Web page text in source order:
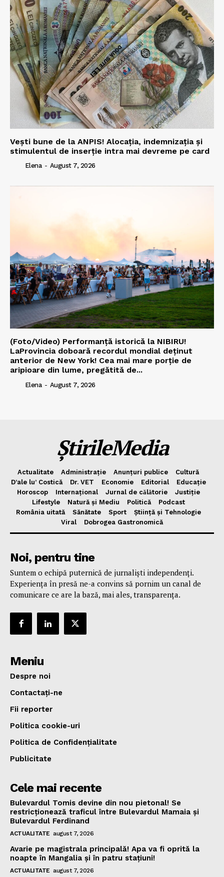
Vești bune de la ANPIS! Alocația, indemnizația și
stimulentul de inserție intra mai devreme pe card
Elena - August 7, 2026
(Foto/Video) Performanță istorică la NIBIRU!
LaProvincia doboară recordul mondial deținut
anterior de New York! Cea mai mare porție de
aripioare din lume, pregătită de...
Elena - August 7, 2026
ȘtirileMedia
Actualitate Administrație Anunțuri publice
Cultură
D’ale lu’ Costică
Dr. VET Economie Editorial
Educație
Horoscop
Internațional Jurnal de cǎlǎtorie
Justiție
Lifestyle
Natură și Mediu Politică
Podcast
România uitată
Sănătate Sport
Știință și Tehnologie
Viral
Dobrogea Gastronomică
Noi, pentru tine
Suntem o echipă puternică de jurnaliști independenți.
Experiența în presă ne-a convins să pornim un canal de
comunicare ce are la bază, mai ales, transparența.
Meniu
Despre noi
Contactați-ne
Fii reporter
Politica cookie-uri
Politica de Confidențialitate
Publicitate
Cele mai recente
Bulevardul Tomis devine din nou pietonal! Se
restricționează traficul între Bulevardul Mamaia și
Bulevardul Ferdinand
ACTUALITATE august 7, 2026
Avarie pe magistrala principală! Apa va fi oprită la
noapte în Mangalia și în patru stațiuni!
ACTUALITATE august 7, 2026